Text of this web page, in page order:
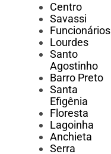
Centro
Savassi
Funcionários
Lourdes
Santo
Agostinho
Barro Preto
Santa
Efigênia
Floresta
Lagoinha
Anchieta
Serra